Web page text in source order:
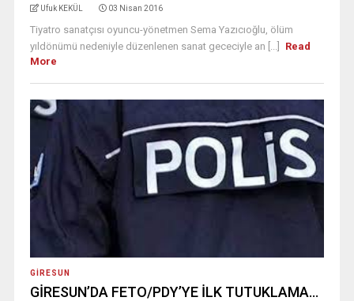
Ufuk KEKÜL 03 Nisan 2016
Tiyatro sanatçısı oyuncu-yönetmen Sema Yazıcıoğlu, ölüm
yıldönümü nedeniyle düzenlenen sanat gececiyle an [...]
Read
More
GIRESUN
GİRESUN’DA FETO/PDY’YE İLK TUTUKLAMA…